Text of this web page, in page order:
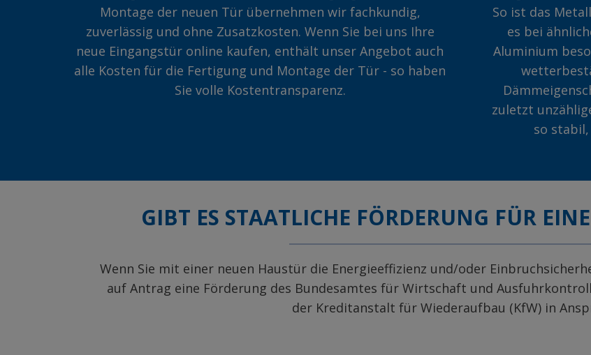
Montage der neuen Tür übernehmen wir fachkundig,
zuverlässig und ohne Zusatzkosten. Wenn Sie bei uns Ihre
neue Eingangstür online kaufen, enthält unser Angebot auch
alle Kosten für die Fertigung und Montage der Tür - so haben
Sie volle Kostentransparenz.
So ist das
es bei
Aluminium
zuletzt
so
GIBT ES STAATLICHE FÖRDERUNG FÜR
Wenn Sie mit einer neuen Haustür die Energieeffizienz und/oder
auf Antrag eine Förderung des Bundesamtes für Wirtschaft und
der Kreditanstalt für Wiederaufbau (KfW) in